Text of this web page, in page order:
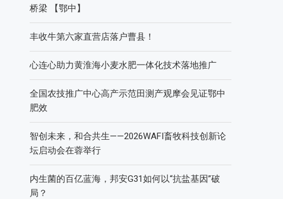
桥梁 【鄂中】
丰收牛第六家直营店落户曹县！
心连心助力黄淮海小麦水肥一体化技术落地推广
全国农技推广中心高产示范田测产观摩会见证鄂中
肥效
智创未来，和合共生——2026WAFI畜牧科技创新论
坛启动会在蓉举行
内生菌的百亿蓝海，邦安G31如何以“抗盐基因”破
局？